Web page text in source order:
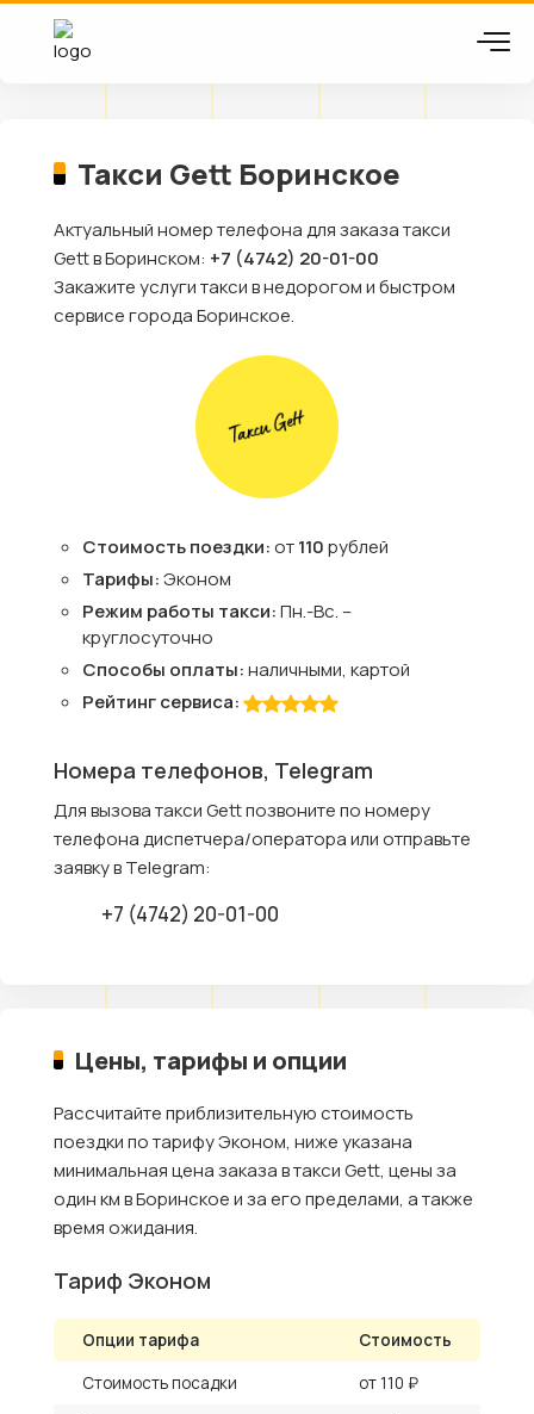
Такси Gett Боринское
Актуальный номер телефона для заказа такси
Gett в Боринском: +7 (4742) 20-01-00
Закажите услуги такси в недорогом и быстром
сервисе города Боринское.
Стоимость поездки:от110рублей
Тарифы:Эконом
Режим работы такси:Пн.-Вс. –
круглосуточно
Способы оплаты:наличными, картой
Рейтинг сервиса:
Номера телефонов, Telegram
Для вызова такси Gett позвоните по номеру
телефона диспетчера/оператора или отправьте
заявку в Telegram:
+7 (4742) 20-01-00
Цены, тарифы и опции
Рассчитайте приблизительную стоимость
поездки по тарифу Эконом, ниже указана
минимальная цена заказа в такси Gett, цены за
один км в Боринское и за его пределами, а также
время ожидания.
Тариф Эконом
Опции тарифа
Стоимость
Стоимость посадки
от 110 ₽